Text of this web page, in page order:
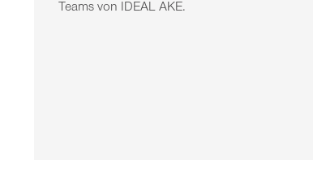
Teams von IDEAL AKE.